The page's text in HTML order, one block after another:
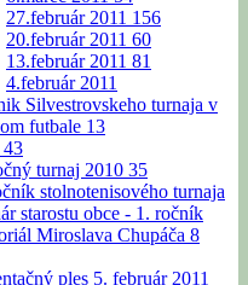
27.február 2011 156
20.február 2011 60
13.február 2011 81
4.február 2011
Silvestrovskeho turnaja v
futbale 13
43
turnaj 2010 35
stolnotenisového turnaja
starostu obce - 1. ročník
Miroslava Chupáča 8
ples 5. február 2011